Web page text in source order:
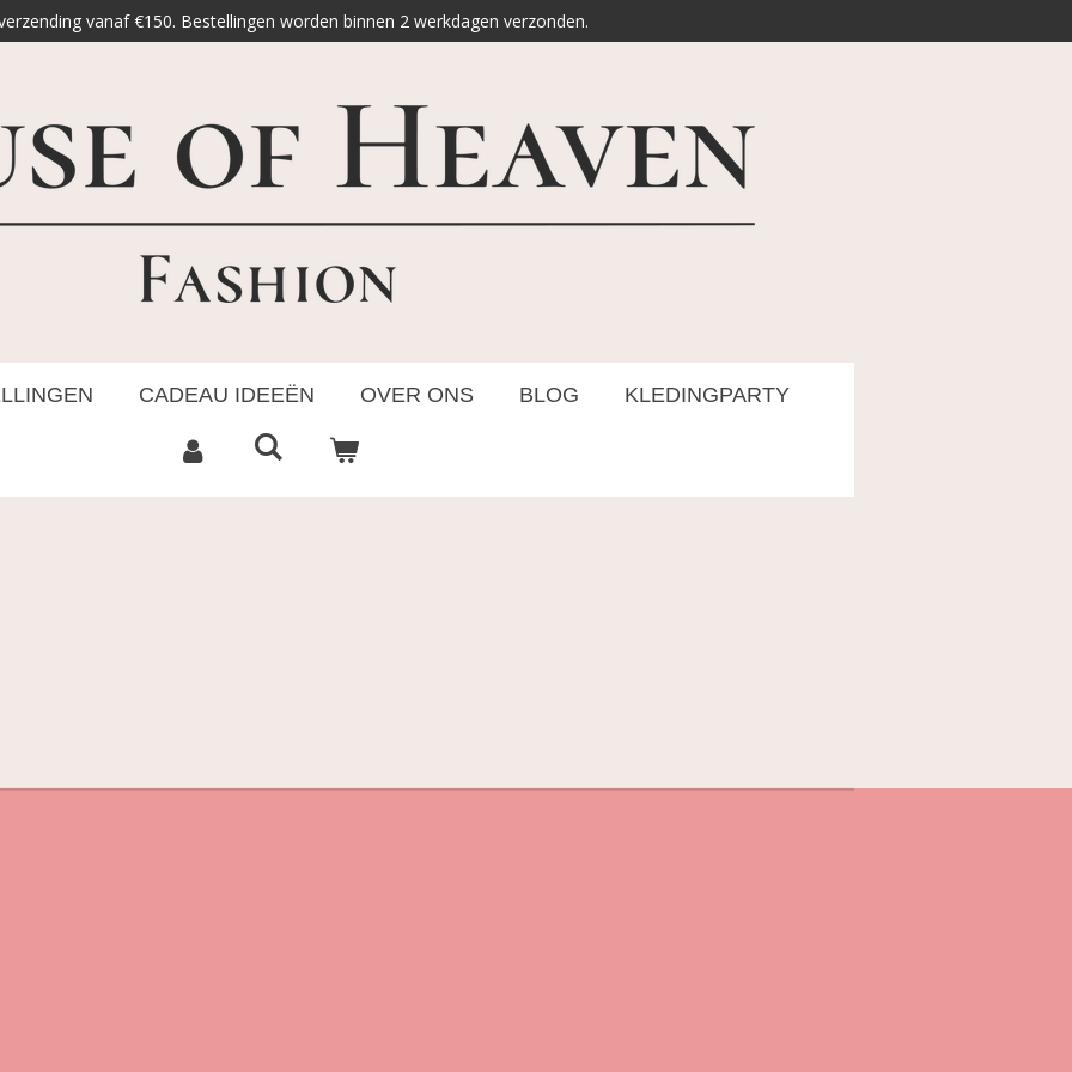
vanaf €150. Bestellingen worden binnen 2 werkdagen verzonden.
CADEAU IDEEËN OVER ONS BLOG KLEDINGPARTY